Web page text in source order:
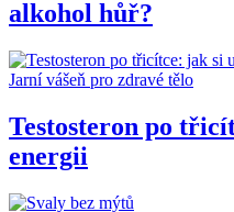
alkohol hůř?
Jarní vášeň pro zdravé tělo
Testosteron po
energii